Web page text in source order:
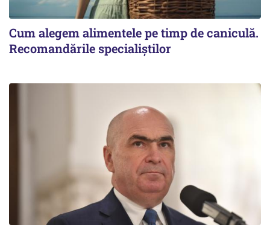
Cum alegem alimentele pe timp de caniculă.
Recomandările specialiștilor